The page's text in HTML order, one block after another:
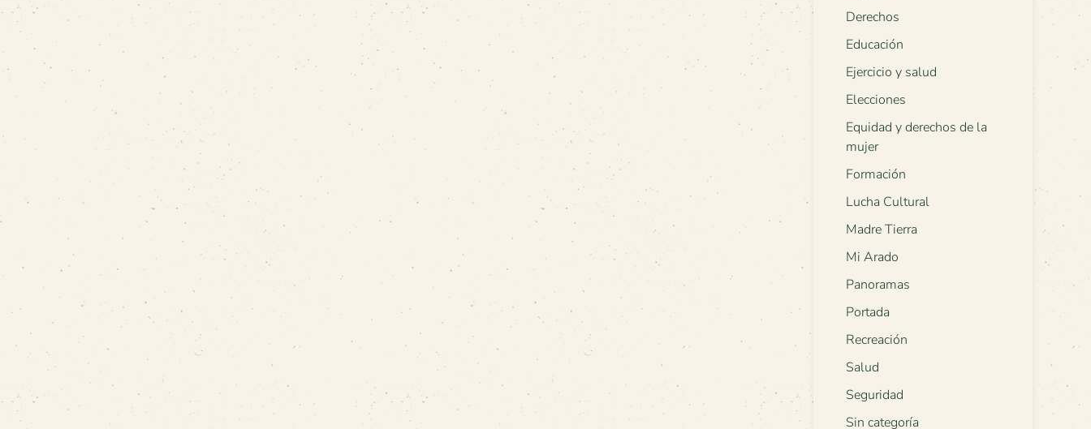
Derechos
Educación
Ejercicio y salud
Elecciones
Equidad y derechos de la
mujer
Formación
Lucha Cultural
Madre Tierra
Mi Arado
Panoramas
Portada
Recreación
Salud
Seguridad
Sin categoría